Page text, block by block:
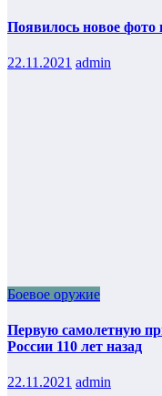
Появилось новое
22.11.2021 admin
Боевое оружие
Первую самолетную
России 110 лет назад
22.11.2021 admin